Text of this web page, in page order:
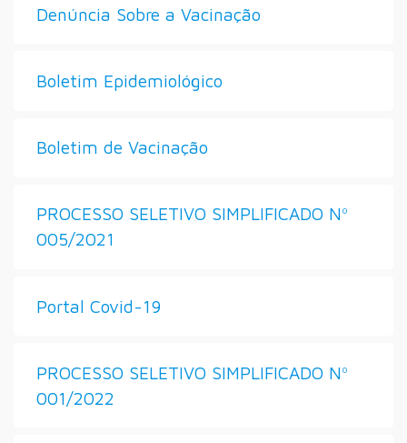
Denúncia Sobre a Vacinação
Boletim Epidemiológico
Boletim de Vacinação
PROCESSO SELETIVO SIMPLIFICADO Nº
005/2021
Portal Covid-19
PROCESSO SELETIVO SIMPLIFICADO Nº
001/2022